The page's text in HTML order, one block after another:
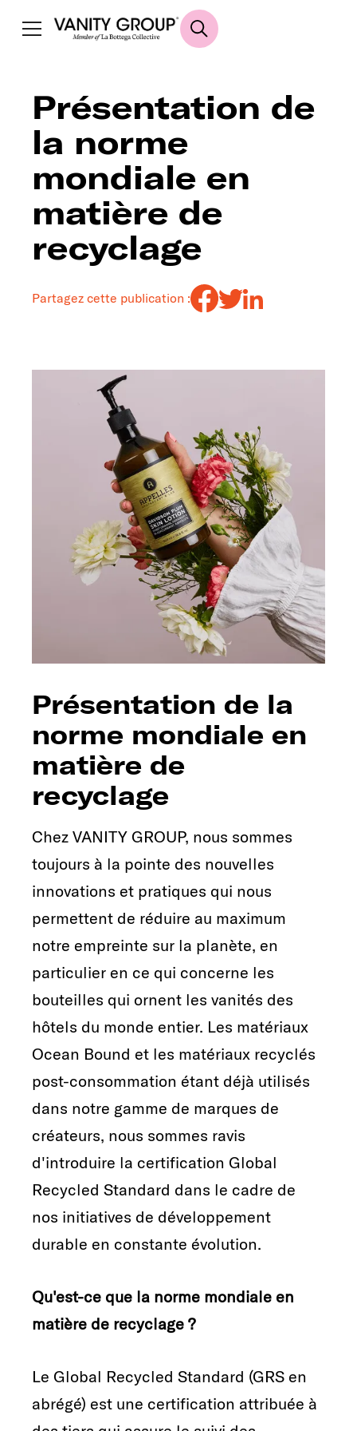
Présentation de
la norme
mondiale en
matière de
recyclage
Partagez cette publication :
Présentation de la
norme mondiale en
matière de
recyclage
Chez VANITY GROUP, nous sommes
toujours à la pointe des nouvelles
innovations et pratiques qui nous
permettent de réduire au maximum
notre empreinte sur la planète, en
particulier en ce qui concerne les
bouteilles qui ornent les vanités des
hôtels du monde entier. Les matériaux
Ocean Bound et les matériaux recyclés
post-consommation étant déjà utilisés
dans notre gamme de marques de
créateurs, nous sommes ravis
d'introduire la certification Global
Recycled Standard dans le cadre de
nos initiatives de développement
durable en constante évolution.
Qu'est-ce que la norme mondiale en
matière de recyclage ?
Le Global Recycled Standard (GRS en
abrégé) est une certification attribuée à